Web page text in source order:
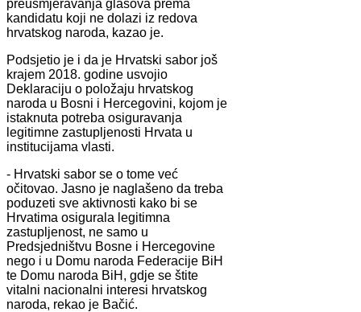
preusmjeravanja glasova prema
kandidatu koji ne dolazi iz redova
hrvatskog naroda, kazao je.
Podsjetio je i da je Hrvatski sabor još
krajem 2018. godine usvojio
Deklaraciju o položaju hrvatskog
naroda u Bosni i Hercegovini, kojom je
istaknuta potreba osiguravanja
legitimne zastupljenosti Hrvata u
institucijama vlasti.
- Hrvatski sabor se o tome već
očitovao. Jasno je naglašeno da treba
poduzeti sve aktivnosti kako bi se
Hrvatima osigurala legitimna
zastupljenost, ne samo u
Predsjedništvu Bosne i Hercegovine
nego i u Domu naroda Federacije BiH
te Domu naroda BiH, gdje se štite
vitalni nacionalni interesi hrvatskog
naroda, rekao je Bačić.